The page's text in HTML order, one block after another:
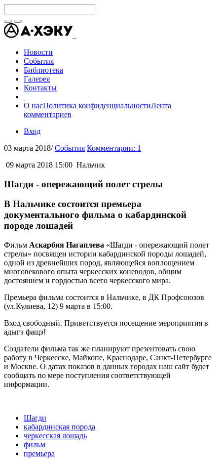
Новости
События
Библиотека
Галерея
Контакты
О насПолитика конфиденциальностиЛента
комментариев
Вход
03 марта 2018/ События Комментарии: 1
09 марта 2018 15:00 Нальчик
Шагди - опережающий полет стрелы
В Нальчике состоится премьера
документального фильма о кабардинской
породе лошадей
Фильм Аскарбия Нагаплева «Шагди - опережающий полет
стрелы» посвящен истории кабардинской породы лошадей,
одной из древнейших пород, являющейся воплощением
многовекового опыта черкесских коневодов, общим
достоянием и гордостью всего черкесского мира.
Премьера фильма состоится в Нальчике, в ДК Профсоюзов
(ул.Кулиева, 12) 9 марта в 15:00.
Вход свободный. Приветствуется посещение мероприятия в
адыгэ фащэ!
Создатели фильма так же планируют презентовать свою
работу в Черкесске, Майкопе, Краснодаре, Санкт-Петербурге
и Москве. О датах показов в данных городах наш сайт будет
сообщать по мере поступления соответствующей
информации.
Шагди
кабардинская порода
черкесская лошадь
фильм
премьера